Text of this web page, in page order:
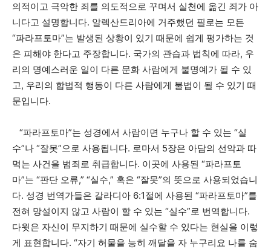
의적이고 극악한 죄를 의도적으로 꾸며서 실천에 옮긴 죄가 아
니다고 설명합니다. 알렉산드리아에 거주했던 필로는 모든
“파라프토마”는 발생된 상황이 있기 때문에 쉽게 평가하는 것
은 피해야 한다고 주장합니다. 국가의 관습과 법칙에 따라, 우
리의 명예스러운 일이 다른 문화 사람에게 불명예가 될 수 있
고, 우리의 합법적 행동이 다른 사람에게 불법이 될 수 있기 때
문입니다.
“파라프토마”는 성경에서 사람이면 누구나 할 수 있는 “실
수”나 “잘못”으로 사용됩니다. 로마서 5장은 아담의 선악과 따
먹는 사건을 범죄로 취급합니다. 이곳에 사용된 “파라프토
마”는 “판단 오류,” “실수,” 혹은 “잘못”의 뜻으로 사용되었습니
다. 성경 번역가들은 갈라디아 6:1절에 사용된 “파라프토마”를
전혀 망설이지 않고 사람이 할 수 있는 “실수”로 번역합니다.
다윗은 자신이 무지하기 때문에 실수할 수 있다는 현실을 이렇
게 표현합니다. “자기 허물을 능히 깨달을 자 누구리요 나를 숨